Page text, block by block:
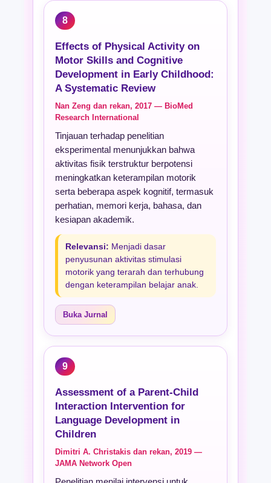
8
Effects of Physical Activity on
Motor Skills and Cognitive
Development in Early Childhood:
A Systematic Review
Nan Zeng dan rekan, 2017 — BioMed
Research International
Tinjauan terhadap penelitian
eksperimental menunjukkan bahwa
aktivitas fisik terstruktur berpotensi
meningkatkan keterampilan motorik
serta beberapa aspek kognitif, termasuk
perhatian, memori kerja, bahasa, dan
kesiapan akademik.
Relevansi: Menjadi dasar
penyusunan aktivitas stimulasi
motorik yang terarah dan terhubung
dengan keterampilan belajar anak.
Buka Jurnal
9
Assessment of a Parent-Child
Interaction Intervention for
Language Development in
Children
Dimitri A. Christakis dan rekan, 2019 —
JAMA Network Open